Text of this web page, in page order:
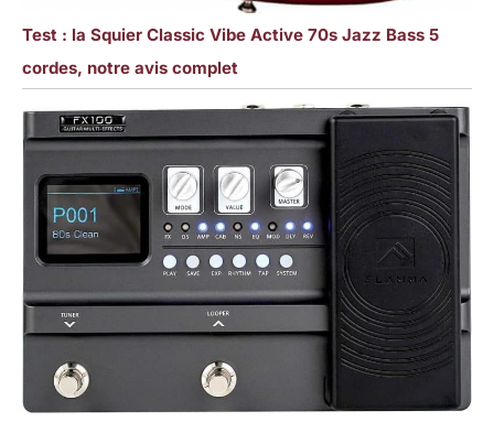
Test : la Squier Classic Vibe Active 70s Jazz Bass 5
cordes, notre avis complet